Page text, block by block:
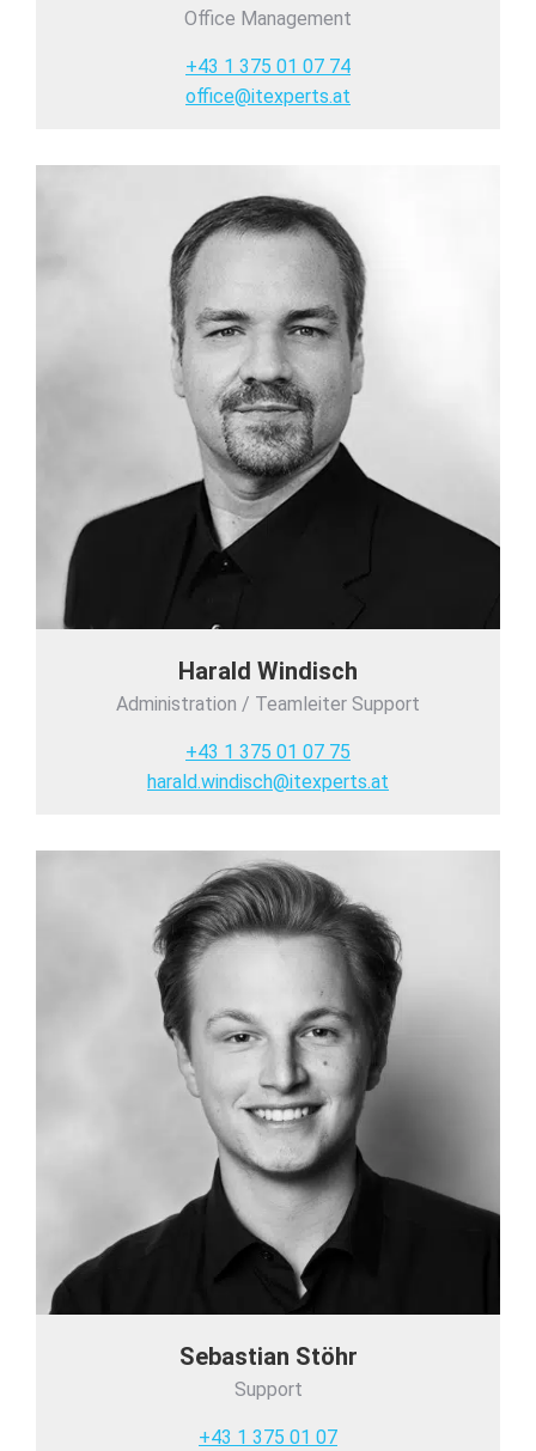
Office Management
+43 1 375 01 07 74
office@itexperts.at
Harald Windisch
Administration / Teamleiter Support
+43 1 375 01 07 75
harald.windisch@itexperts.at
Sebastian Stöhr
Support
+43 1 375 01 07